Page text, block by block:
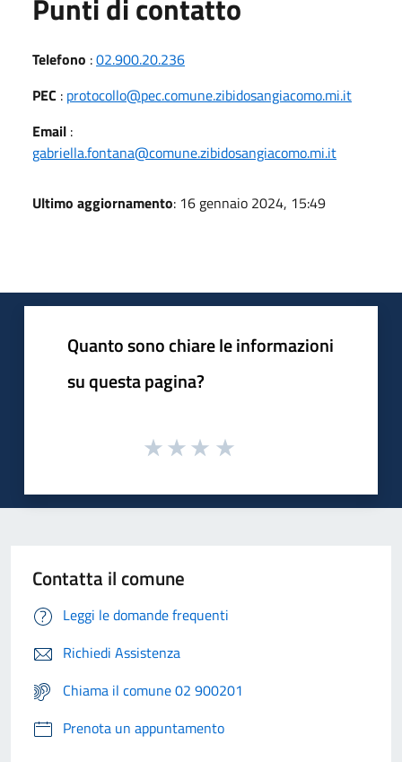
Punti di contatto
Telefono :02.900.20.236
PEC : protocollo@pec.comune.zibidosangiacomo.mi.it
Email :
gabriella.fontana@comune.zibidosangiacomo.mi.it
Ultimo aggiornamento: 16 gennaio 2024, 15:49
Quanto sono chiare le informazioni
su questa pagina?
Contatta il comune
Leggi le domande frequenti
Richiedi Assistenza
Chiama il comune 02 900201
Prenota un appuntamento